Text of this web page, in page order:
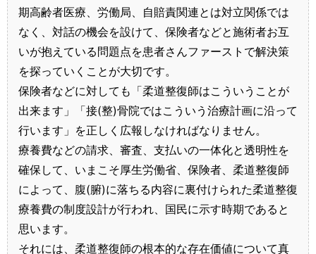
期高齢者医療、労働局、自賠責関連とは対立関係では
なく、対話の機会を設けて、保険者などと施術者お互
いが抱えている問題点を患者さんファーストで解決策
を探っていくことが大切です。
保険者などに対しても「柔道整復師はこういうことが
出来ます」「接(整)骨院ではこういう治療計画に沿って
行います」を正しく広報しなければなりません。
療養費などの請求、審査、支払いの一体化と透明性を
確保して、いまこそ厚生労働省、保険者、柔道整復師
によって、腹(腑)に落ちる内容に裏付けられた柔道整復
療養費の制度設計が行われ、国民に示す時期であると
思います。
それには、柔道整復師の根本的な存在価値について真